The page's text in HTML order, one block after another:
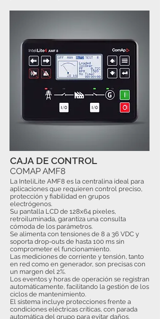
La InteliLite AMF8 es la centralina ideal para
aplicaciones que requieren control preciso,
protección y fiabilidad en grupos
electrógenos.
Su pantalla LCD de 128x64 píxeles,
retroiluminada, garantiza una consulta
cómoda de los parámetros.
Se alimenta con tensiones de 8 a 36 VDC y
soporta drop-outs de hasta 100 ms sin
comprometer el funcionamiento.
Las mediciones de corriente y tensión, tanto
en red como en generador, son precisas con
un margen del 2%.
Los eventos y horas de operación se registran
automáticamente, facilitando la gestión de los
ciclos de mantenimiento.
El sistema incluye protecciones frente a
condiciones eléctricas críticas, con parada
automática del grupo para evitar daños.
CAJA DE CONTROL
COMAP AMF8